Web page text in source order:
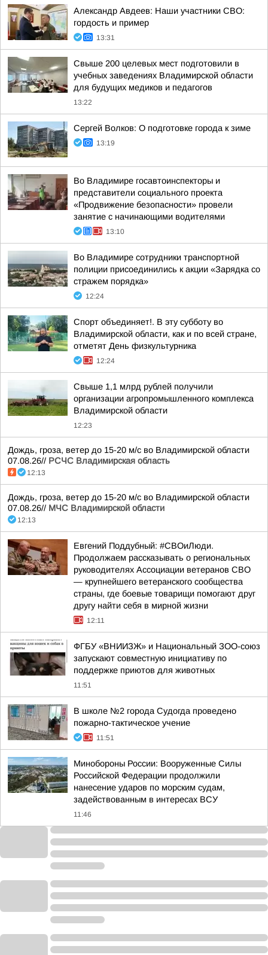
Александр Авдеев: Наши участники СВО:
гордость и пример
13:31
Свыше 200 целевых мест подготовили в
учебных заведениях Владимирской области
для будущих медиков и педагогов
13:22
Сергей Волков: О подготовке города к зиме
13:19
Во Владимире госавтоинспекторы и
представители социального проекта
«Продвижение безопасности» провели
занятие с начинающими водителями
13:10
Во Владимире сотрудники транспортной
полиции присоединились к акции «Зарядка со
стражем порядка»
12:24
Спорт объединяет!. В эту субботу во
Владимирской области, как и по всей стране,
отметят День физкультурника
12:24
Свыше 1,1 млрд рублей получили
организации агропромышленного комплекса
Владимирской области
12:23
Дождь, гроза, ветер до 15-20 м/с во Владимирской области
07.08.26// РСЧС Владимирская область
12:13
Дождь, гроза, ветер до 15-20 м/с во Владимирской области
07.08.26// МЧС Владимирской области
12:13
Евгений Поддубный: #СВОиЛюди.
Продолжаем рассказывать о региональных
руководителях Ассоциации ветеранов СВО
— крупнейшего ветеранского сообщества
страны, где боевые товарищи помогают друг
другу найти себя в мирной жизни
12:11
ФГБУ «ВНИИЗЖ» и Национальный ЗОО-союз
запускают совместную инициативу по
поддержке приютов для животных
11:51
В школе №2 города Судогда проведено
пожарно-тактическое учение
11:51
Минобороны России: Вооруженные Силы
Российской Федерации продолжили
нанесение ударов по морским судам,
задействованным в интересах ВСУ
11:46